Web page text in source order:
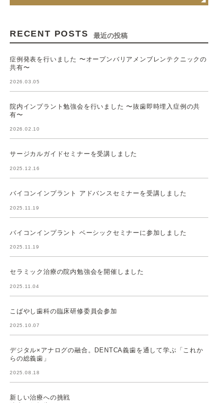
RECENT POSTS 最近の投稿
症例発表を行いました 〜オープンバリアメンブレンテクニックの
共有〜
2026.03.05
院内インプラント勉強会を行いました 〜抜歯即時埋入症例の共
有〜
2026.02.10
サージカルガイドセミナーを受講しました
2025.12.16
バイコンインプラント アドバンスセミナーを受講しました
2025.11.19
バイコンインプラント ベーシックセミナーに参加しました
2025.11.19
セラミック治療の院内勉強会を開催しました
2025.11.04
こばやし歯科の臨床研修委員会参加
2025.10.07
デジタル×アナログの融合。DENTCA義歯を通して学ぶ「これか
らの総義歯」
2025.08.18
新しい治療への挑戦